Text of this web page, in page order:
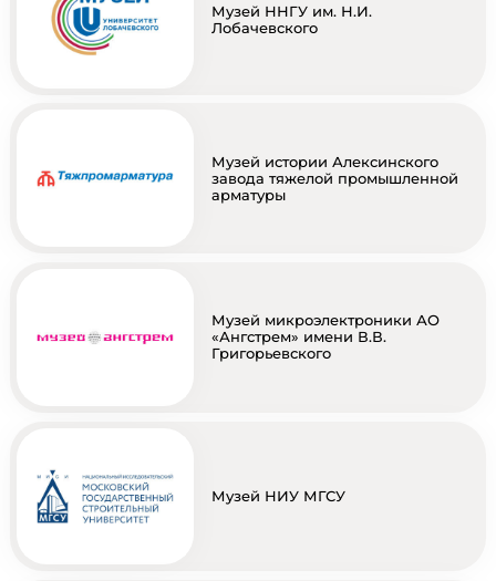
Музей ННГУ им. Н.И.
Лобачевского
Музей истории Алексинского
завода тяжелой промышленной
арматуры
Музей микроэлектроники АО
«Ангстрем» имени В.В.
Григорьевского
Музей НИУ МГСУ